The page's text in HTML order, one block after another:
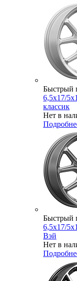
Быстрый
6,5x17/
классик
Нет в
Быстрый
6,5x17/
Вэй
Нет в